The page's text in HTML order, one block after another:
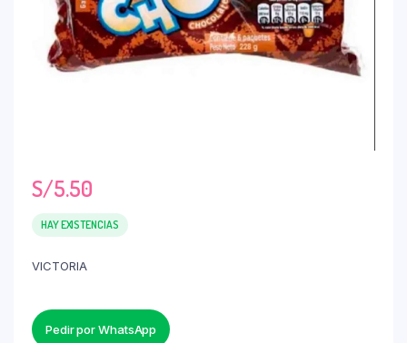
S/5.50
HAY EXISTENCIAS
VICTORIA
Pedir por WhatsApp